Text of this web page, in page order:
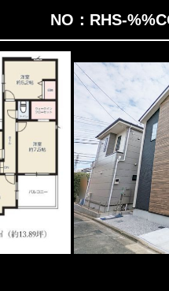
NO：RHS-